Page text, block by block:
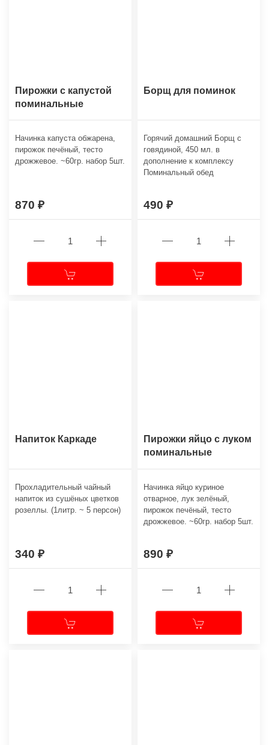
Пирожки с капустой
поминальные
Начинка капуста обжарена,
пирожок печёный, тесто
дрожжевое. ~60гр. набор 5шт.
870
Борщ для поминок
Горячий домашний Борщ с
говядиной, 450 мл. в
дополнение к комплексу
Поминальный обед
490
Напиток Каркаде
Прохладительный чайный
напиток из сушёных цветков
розеллы. (1литр. ~ 5 персон)
340
Пирожки яйцо с луком
поминальные
Начинка яйцо куриное
отварное, лук зелёный,
пирожок печёный, тесто
дрожжевое. ~60гр. набор 5шт.
890